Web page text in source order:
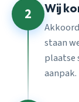
2 Wij
staan
plaatse
aanpak.